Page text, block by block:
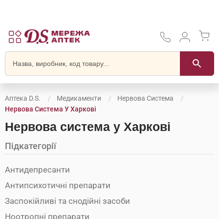
Аптека D.S. Медикаменти
Нервова Система
Нервова Система У Харкові
Нервова система у Харкові
Підкатегорії
Антидепресанти
Антипсихотичні препарати
Заспокійливі та снодійні засоби
Ноотропні препарати